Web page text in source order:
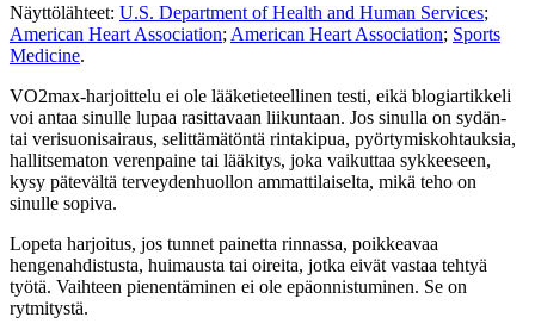
Näyttölähteet: U.S. Department of Health and Human Services;
American Heart Association; American Heart Association; Sports
Medicine.
VO2max-harjoittelu ei ole lääketieteellinen testi, eikä blogiartikkeli
voi antaa sinulle lupaa rasittavaan liikuntaan. Jos sinulla on sydän-
tai verisuonisairaus, selittämätöntä rintakipua, pyörtymiskohtauksia,
hallitsematon verenpaine tai lääkitys, joka vaikuttaa sykkeeseen,
kysy pätevältä terveydenhuollon ammattilaiselta, mikä teho on
sinulle sopiva.
Lopeta harjoitus, jos tunnet painetta rinnassa, poikkeavaa
hengenahdistusta, huimausta tai oireita, jotka eivät vastaa tehtyä
työtä. Vaihteen pienentäminen ei ole epäonnistuminen. Se on
rytmitystä.